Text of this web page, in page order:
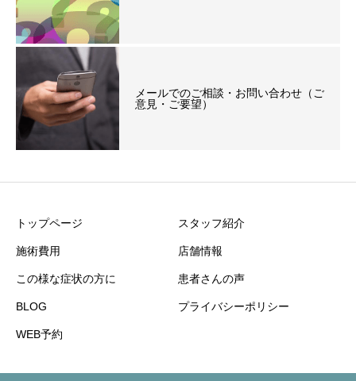
メールでのご相談・お問い合わせ（ご
意見・ご要望）
トップページ スタッフ紹介
施術費用 店舗情報
この様な症状の方に 患者さんの声
BLOG プライバシーポリシー
WEB予約